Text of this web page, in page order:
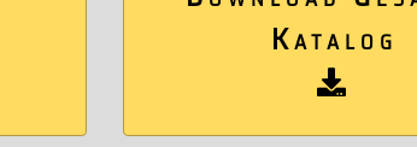
Katalog